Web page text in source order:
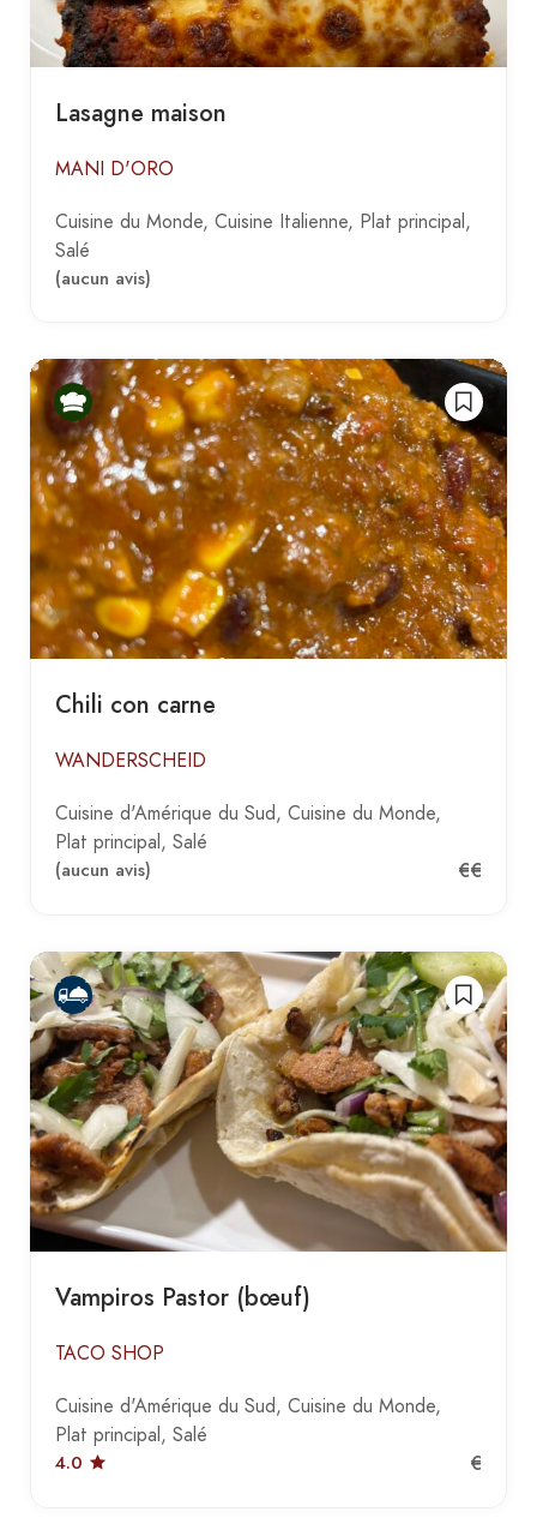
Lasagne maison
MANI D'ORO
Cuisine du Monde Cuisine Italienne Plat principal
Salé
(aucun avis)
Chili con carne
WANDERSCHEID
Cuisine d'Amérique du Sud Cuisine du Monde
Plat principal Salé
(aucun avis)
€€
Vampiros Pastor (bœuf)
TACO SHOP
Cuisine d'Amérique du Sud Cuisine du Monde
Plat principal Salé
4.0
€